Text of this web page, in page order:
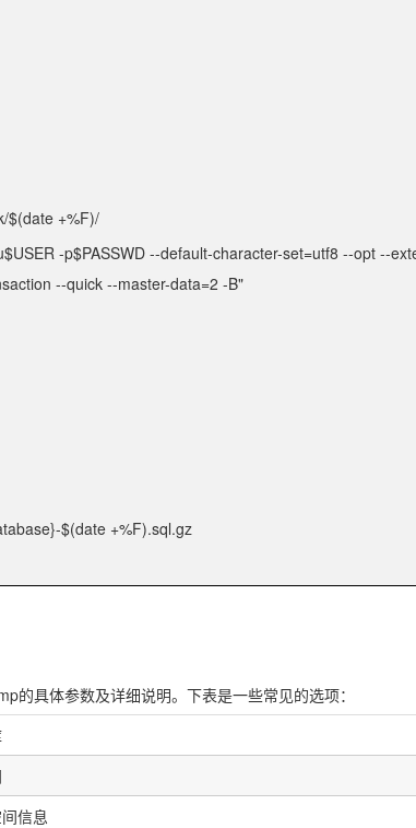
$(date +%F)/
-p$PASSWD --default-character-set=utf8 --opt --
--quick --master-data=2 -B"
$(date +%F).sql.gz
的具体参数及详细说明。下表是一些常见的选项：
信息